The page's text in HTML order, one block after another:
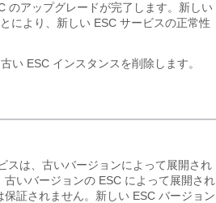
のアップグレードが完了します。新しい
により、新しい ESC サービスの正常性
い ESC インスタンスを削除します。
スは、古いバージョンによって展開され
いバージョンの ESC によって展開され
証されません。新しい ESC バージョン